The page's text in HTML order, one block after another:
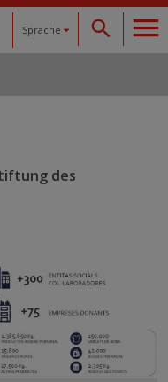
Sprache
des